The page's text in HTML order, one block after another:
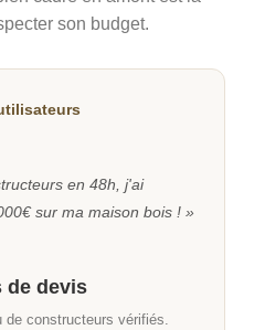
son budget.
en 48h, j'ai
sur ma maison bois ! »
de devis
de constructeurs vérifiés.